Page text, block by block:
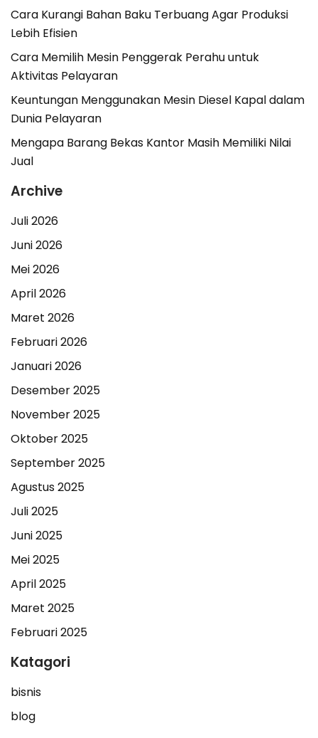
Cara Kurangi Bahan Baku Terbuang Agar Produksi
Lebih Efisien
Cara Memilih Mesin Penggerak Perahu untuk
Aktivitas Pelayaran
Keuntungan Menggunakan Mesin Diesel Kapal dalam
Dunia Pelayaran
Mengapa Barang Bekas Kantor Masih Memiliki Nilai
Jual
Archive
Juli 2026
Juni 2026
Mei 2026
April 2026
Maret 2026
Februari 2026
Januari 2026
Desember 2025
November 2025
Oktober 2025
September 2025
Agustus 2025
Juli 2025
Juni 2025
Mei 2025
April 2025
Maret 2025
Februari 2025
Katagori
bisnis
blog